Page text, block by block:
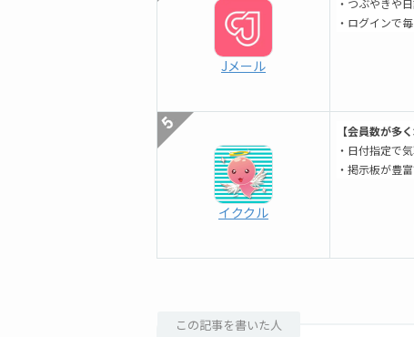
Jメール
・ログインで
イククル
【会員数が多
・日付指定で
・掲示板が豊
この記事を書いた人